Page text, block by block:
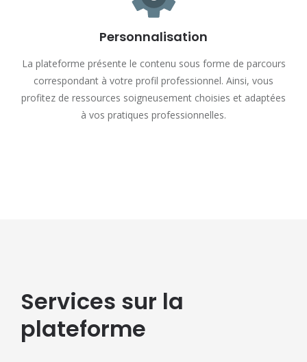
Personnalisation
La plateforme présente le contenu sous forme de parcours
correspondant à votre profil professionnel. Ainsi, vous
profitez de ressources soigneusement choisies et adaptées
à vos pratiques professionnelles.
Services sur la
plateforme